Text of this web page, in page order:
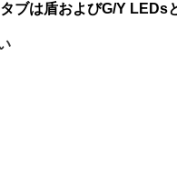
ブは盾およびG/Y LEDs